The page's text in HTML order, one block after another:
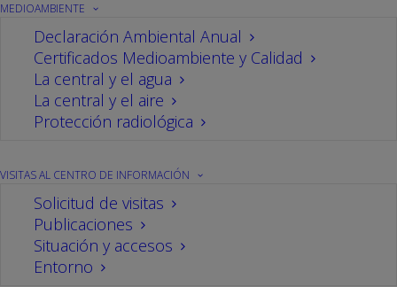
MEDIOAMBIENTE
Declaración Ambiental Anual
Certificados Medioambiente y Calidad
La central y el agua
La central y el aire
Protección radiológica
VISITAS AL CENTRO DE INFORMACIÓN
Solicitud de visitas
Publicaciones
Situación y accesos
Entorno
La Central Nuclear de Cofrentes ha acogido la
última reunión anual del Comité de Comunicación
centrales nucleares españolas y otras empresas
del sector nuclear.